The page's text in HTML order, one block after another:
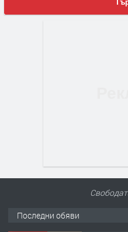
Последни обяви